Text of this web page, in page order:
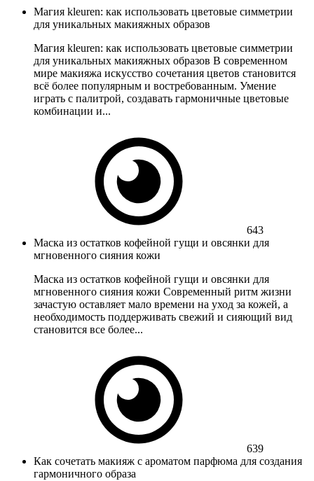
Магия kleuren: как использовать цветовые симметрии
для уникальных макияжных образов
Магия kleuren: как использовать цветовые симметрии
для уникальных макияжных образов В современном
мире макияжа искусство сочетания цветов становится
всё более популярным и востребованным. Умение
играть с палитрой, создавать гармоничные цветовые
комбинации и...
643
Маска из остатков кофейной гущи и овсянки для
мгновенного сияния кожи
Маска из остатков кофейной гущи и овсянки для
мгновенного сияния кожи Современный ритм жизни
зачастую оставляет мало времени на уход за кожей, а
необходимость поддерживать свежий и сияющий вид
становится все более...
639
Как сочетать макияж с ароматом парфюма для создания
гармоничного образа